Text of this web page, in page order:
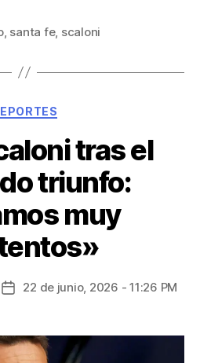
, santa fe, scaloni
tras el
triunfo:
muy
22 de junio, 2026 - 11:26 PM